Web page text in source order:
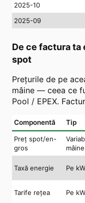
2025-10
2025-09
De ce factura ta
spot
Prețurile de pe
mâine — ceea ce
Pool / EPEX.
Componentă Tip
Preț spot/en-
gros
mâine
Taxă energie Pe
Tarife rețea Pe